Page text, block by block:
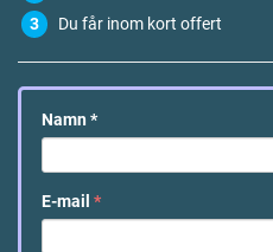
Du får inom kort offert
Namn *
E-mail *